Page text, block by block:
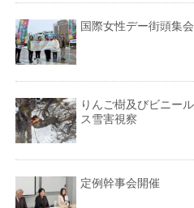
国際女性デー街頭集会
りんご樹及びビニー
ス雪害視察
定例幹事会開催